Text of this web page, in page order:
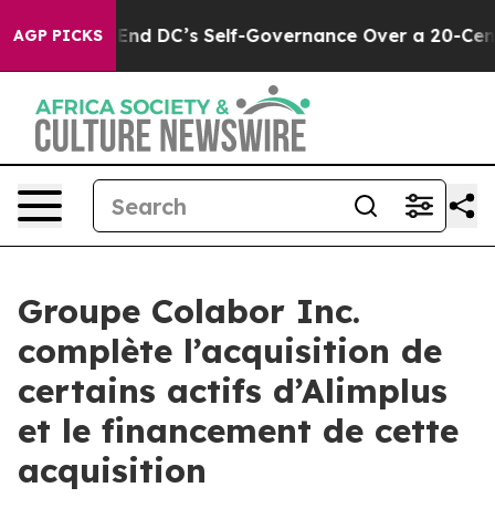
AGP PICKS
to End DC’s Self-Governance Over a 20-Cent
Groupe Colabor Inc.
complète l’acquisition de
certains actifs d’Alimplus
et le financement de cette
acquisition